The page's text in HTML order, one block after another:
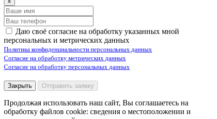
Даю своё согласие на обработку указанных мной
персональных и метрических данных
Политика конфиденциальности персональных данных
Согласие на обработку метрических данных
Согласие на обработку персональных данных
Закрыть Отправить заявку
Продолжая использовать наш сайт, Вы соглашаетесь на
обработку файлов cookie: сведения о местоположении и